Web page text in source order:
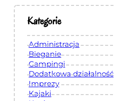
n
i
e
r
c
h
Kategorie
Administracja
Bieganie
Campingi
Dodatkowa działalność
Imprezy
Kajaki